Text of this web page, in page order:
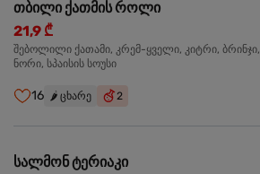
თბილი ქათმის როლი
21,9 ₾
შებოლილი ქათამი, კრემ-ყველი, კიტრი, ბრინჯი,
ნორი, სპაისის სოუსი
16 🌶️ ცხარე 2
სალმონ ტერიაკი